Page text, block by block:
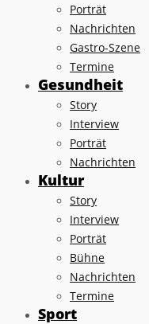
Porträt
Nachrichten
Gastro-Szene
Termine
Gesundheit
Story
Interview
Porträt
Nachrichten
Kultur
Story
Interview
Porträt
Bühne
Nachrichten
Termine
Sport